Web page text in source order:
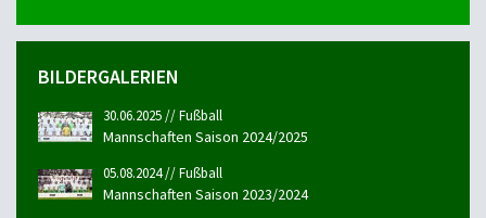
BILDERGALERIEN
30.06.2025 // Fußball
Mannschaften Saison 2024/2025
05.08.2024 // Fußball
Mannschaften Saison 2023/2024